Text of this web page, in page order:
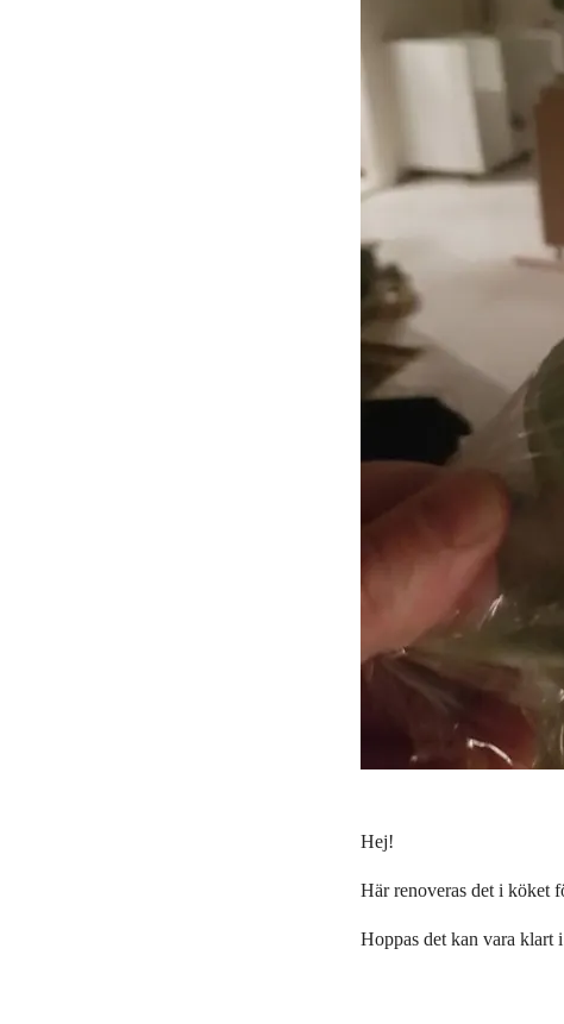
Hej!
Här renoveras det i köket
Hoppas det kan vara klart